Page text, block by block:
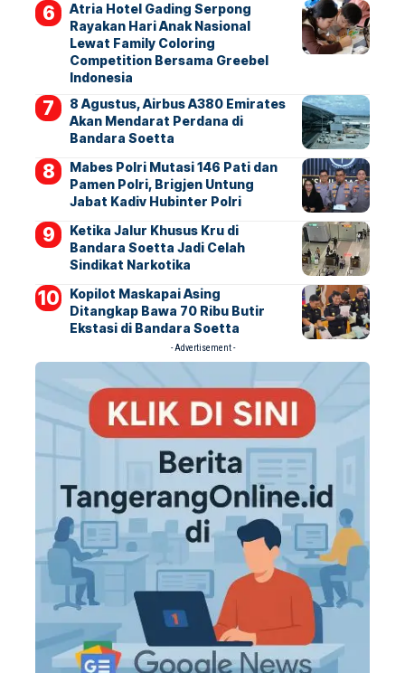
Atria Hotel Gading Serpong
Rayakan Hari Anak Nasional
Lewat Family Coloring
Competition Bersama Greebel
Indonesia
8 Agustus, Airbus A380 Emirates
Akan Mendarat Perdana di
Bandara Soetta
Mabes Polri Mutasi 146 Pati dan
Pamen Polri, Brigjen Untung
Jabat Kadiv Hubinter Polri
Ketika Jalur Khusus Kru di
Bandara Soetta Jadi Celah
Sindikat Narkotika
Kopilot Maskapai Asing
Ditangkap Bawa 70 Ribu Butir
Ekstasi di Bandara Soetta
- Advertisement -